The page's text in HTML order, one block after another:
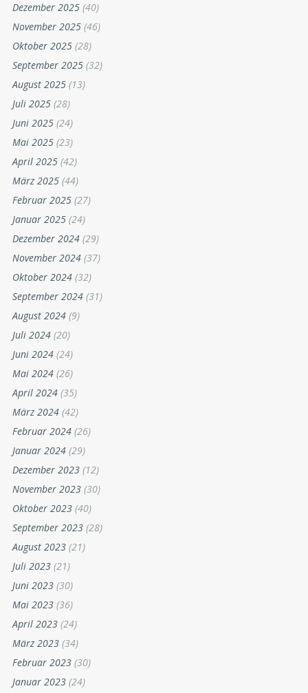
Dezember 2025 (40)
November 2025 (46)
Oktober 2025 (28)
September 2025 (32)
August 2025 (13)
Juli 2025 (28)
Juni 2025 (24)
Mai 2025 (23)
April 2025 (42)
März 2025 (44)
Februar 2025 (27)
Januar 2025 (24)
Dezember 2024 (29)
November 2024 (37)
Oktober 2024 (32)
September 2024 (31)
August 2024 (9)
Juli 2024 (20)
Juni 2024 (24)
Mai 2024 (26)
April 2024 (35)
März 2024 (42)
Februar 2024 (26)
Januar 2024 (29)
Dezember 2023 (12)
November 2023 (30)
Oktober 2023 (40)
September 2023 (28)
August 2023 (21)
Juli 2023 (21)
Juni 2023 (30)
Mai 2023 (36)
April 2023 (24)
März 2023 (34)
Februar 2023 (30)
Januar 2023 (24)